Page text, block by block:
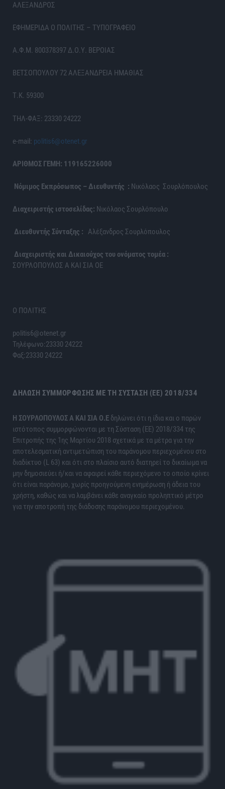
ΑΛΕΞΑΝΔΡΟΣ
ΕΦΗΜΕΡΙΔΑ Ο ΠΟΛΙΤΗΣ – ΤΥΠΟΓΡΑΦΕΙΟ
Α.Φ.Μ. 800378397 Δ.Ο.Υ. ΒΕΡΟΙΑΣ
ΒΕΤΣΟΠΟΥΛΟΥ 72 ΑΛΕΞΑΝΔΡΕΙΑ ΗΜΑΘΙΑΣ
Τ.Κ. 59300
ΤΗΛ-ΦΑΞ: 23330 24222
e-mail: politis6@otenet.gr
ΑΡΙΘΜΟΣ ΓΕΜΗ: 119165226000
Νόμιμος Εκπρόσωπος – Διευθυντής : Νικόλαος Σουρλόπουλος
Διαχειριστής ιστοσελίδας: Νικόλαος Σουρλόπουλο
Διευθυντής Σύνταξης : Αλέξανδρος Σουρλόπουλος
Διαχειριστής και Δικαιούχος του ονόματος τομέα :
ΣΟΥΡΛΟΠΟΥΛΟΣ Α ΚΑΙ ΣΙΑ ΟΕ
Ο ΠΟΛΙΤΗΣ
politis6@otenet.gr
Τηλέφωνο:23330 24222
Φαξ:23330 24222
ΔΉΛΩΣΗ ΣΥΜΜΌΡΦΩΣΗΣ ΜΕ ΤΗ ΣΎΣΤΑΣΗ (ΕΕ) 2018/334
H ΣΟΥΡΛΟΠΟΥΛΟΣ Α ΚΑΙ ΣΙΑ Ο.Ε δηλώνει ότι η ίδια και ο παρών
ιστότοπος συμμορφώνονται με τη Σύσταση (ΕΕ) 2018/334 της
Επιτροπής της 1ης Μαρτίου 2018 σχετικά με τα μέτρα για την
αποτελεσματική αντιμετώπιση του παράνομου περιεχομένου στο
διαδίκτυο (L 63) και ότι στο πλαίσιο αυτό διατηρεί το δικαίωμα να
μην δημοσιεύει ή/και να αφαιρεί κάθε περιεχόμενο το οποίο κρίνει
ότι είναι παράνομο, χωρίς προηγούμενη ενημέρωση ή άδεια του
χρήστη, καθώς και να λαμβάνει κάθε αναγκαίο προληπτικό μέτρο
για την αποτροπή της διάδοσης παράνομου περιεχομένου.